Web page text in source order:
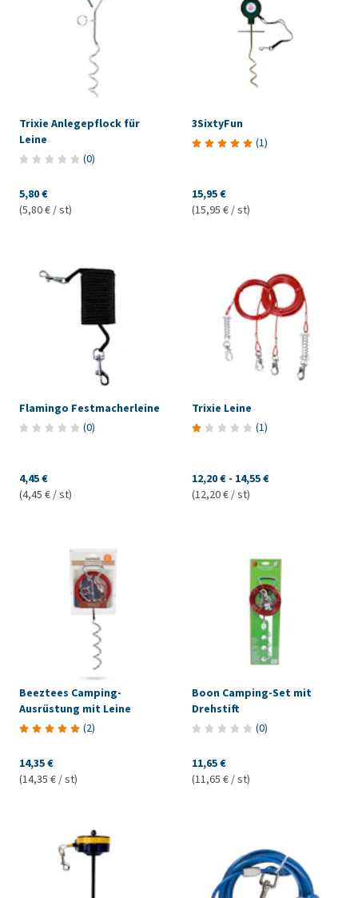
Trixie Anlegepflock für
Leine
(0)
5,80 €
(5,80 € / st)
3SixtyFun
(1)
15,95 €
(15,95 € / st)
Flamingo Festmacherleine
(0)
4,45 €
(4,45 € / st)
Trixie Leine
(1)
12,20 € - 14,55 €
(12,20 € / st)
Beeztees Camping-
Ausrüstung mit Leine
(2)
14,35 €
(14,35 € / st)
Boon Camping-Set mit
Drehstift
(0)
11,65 €
(11,65 € / st)